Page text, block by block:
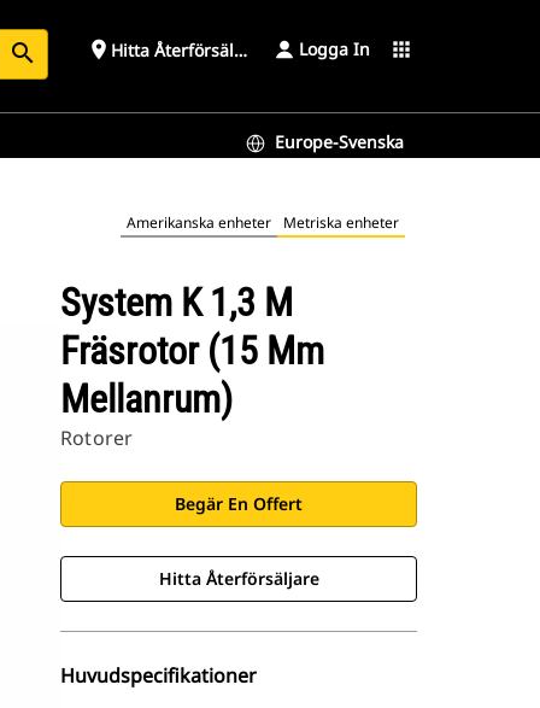
search place Hitta Återförsäljare Logga In apps
Europe-Svenska
Amerikanska enheter Metriska enheter
System K 1,3 M
Fräsrotor (15 Mm
Mellanrum)
Rotorer
Begär En Offert
Hitta Återförsäljare
Huvudspecifikationer